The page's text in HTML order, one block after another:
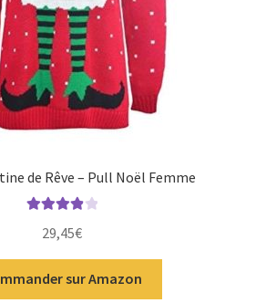
de Rêve – Pull Noël Femme
sur 5
29,45€
sur Amazon